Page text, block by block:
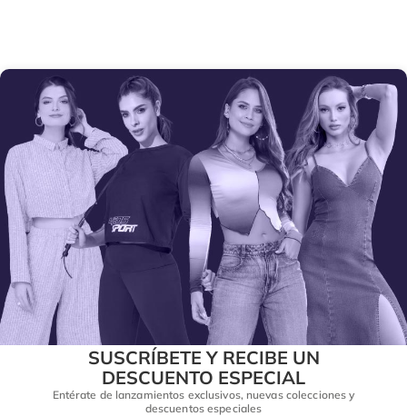
SUSCRÍBETE Y RECIBE UN
DESCUENTO ESPECIAL
Entérate de lanzamientos exclusivos, nuevas colecciones y
descuentos especiales